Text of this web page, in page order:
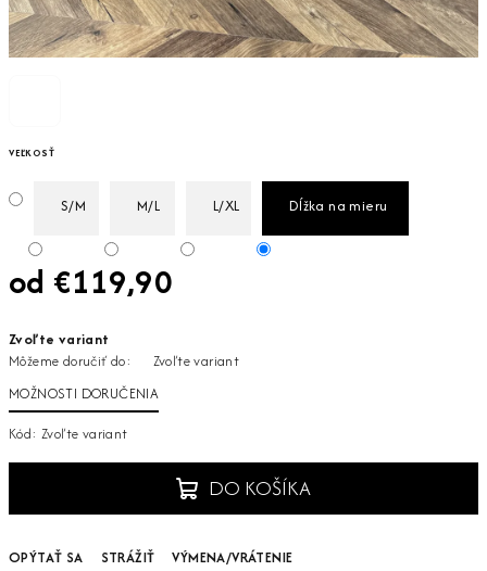
VEĽKOSŤ
S/M M/L L/XL Dĺžka na mieru
od €119,90
cena:
Zvoľte variant
Môžeme doručiť do:
Zvoľte variant
MOŽNOSTI DORUČENIA
Kód: Zvoľte variant
DO KOŠÍKA
OPÝTAŤ SA STRÁŽIŤ VÝMENA/VRÁTENIE